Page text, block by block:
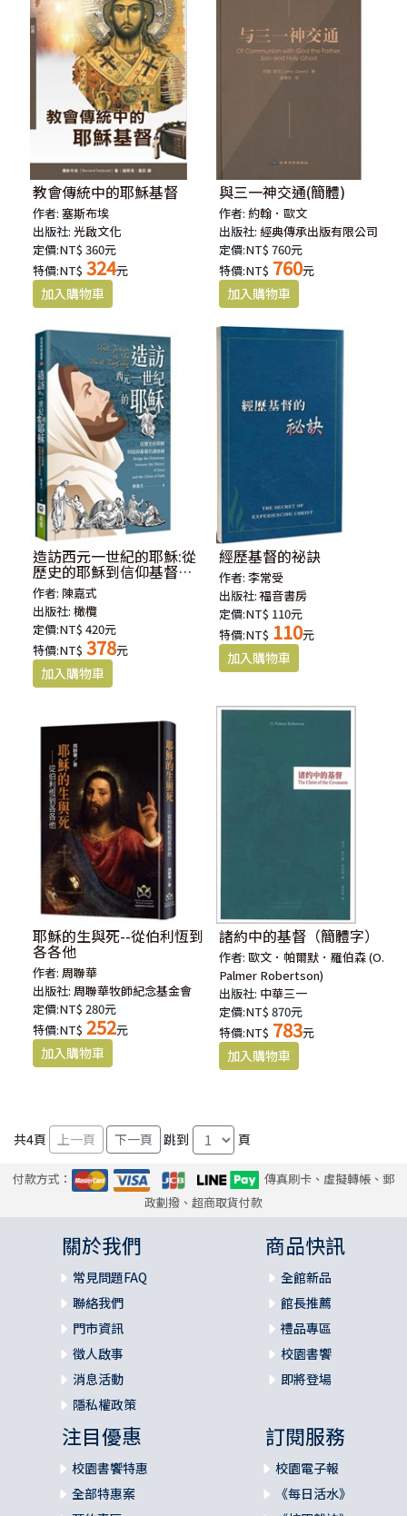
教會傳統中的耶穌基督
作者:塞斯布埃
出版社:光啟文化
定價:NT$ 360元
特價:NT$ 324元
與三一神交通(簡體)
作者:約翰．歐文
出版社:經典傳承出版有限公司
定價:NT$ 760元
特價:NT$ 760元
造訪西元一世紀的耶穌:從
歷史的耶穌到信仰基督的
連接線
作者: 陳嘉式
出版社:橄欖
定價:NT$ 420元
特價:NT$ 378元
經歷基督的祕訣
作者:李常受
出版社:福音書房
定價:NT$ 110元
特價:NT$ 110元
耶穌的生與死--從伯利恆到
各各他
作者:周聯華
出版社:周聯華牧師紀念基金會
定價:NT$ 280元
特價:NT$ 252元
諸約中的基督（簡體字）
作者:歐文．帕爾默．羅伯森 (O.
Palmer Robertson)
出版社: 中華三一
定價:NT$ 870元
特價:NT$ 783元
共4頁 跳到 頁
付款方式：
傳真刷卡、虛擬轉帳、郵
政劃撥、超商取貨付款
關於我們
常見問題FAQ
聯絡我們
門市資訊
徵人啟事
消息活動
隱私權政策
商品快訊
全館新品
館長推薦
禮品專區
校園書饗
即將登場
注目優惠
校園書饗特惠
全部特惠案
訂閱服務
校園電子報
《每日活水》